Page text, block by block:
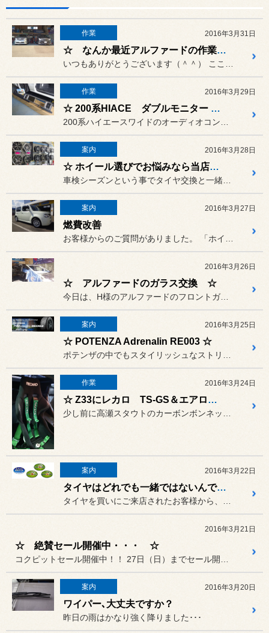
作業 2016年3月31日
☆ なんか最近アルファードの作業がが続いております・・・ ☆
作業 2016年3月29日
☆ 200系HIACE ダブルモニター 取付 ☆
案内 2016年3月28日
☆ ホイール選びでお悩みなら当店へお越しください♪ ☆
案内 2016年3月27日
燃費改善
2016年3月26日
☆ アルファードのガラス交換 ☆
今日は、H様のアルファードのフロントガラス交換を交換しました。
案内 2016年3月25日
☆ POTENZA Adrenalin RE003 ☆
作業 2016年3月24日
☆ Z33にレカロ TS-GS＆エアロボンネットピンお取付 ☆
案内 2016年3月22日
タイヤはどれでも一緒ではないんです･･･
タイヤを買いにご来店されたお客様から、時々｢どれも同じ様なもんでし...
2016年3月21日
☆ 絶賛セール開催中・・・ ☆
コクピットセール開催中！！ 27日（日）までセール開催中です。
案内 2016年3月20日
ワイパー､大丈夫ですか？
昨日の雨はかなり強く降りました･･･